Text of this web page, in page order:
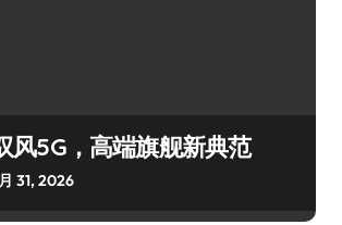
风5G，高端旗舰新典范
31, 2026